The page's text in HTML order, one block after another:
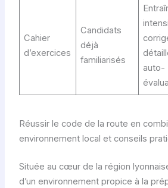
Cahier
d’exercices
Candidats
déjà
familiarisés
auto-
Réussir le code de la route en
environnement local et conseils
Située au cœur de la région
d’un environnement propice à la